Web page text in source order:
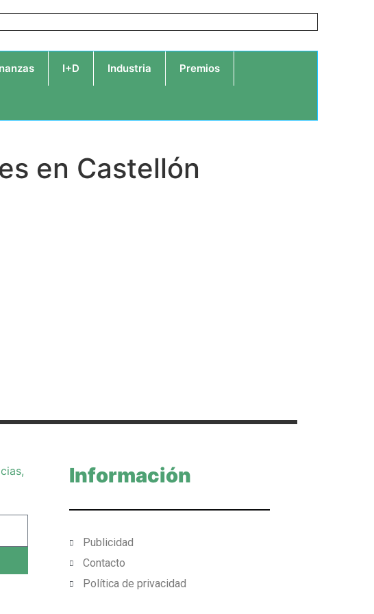
I+D Industria Premios
en Castellón
Información
Publicidad
Contacto
Política de privacidad